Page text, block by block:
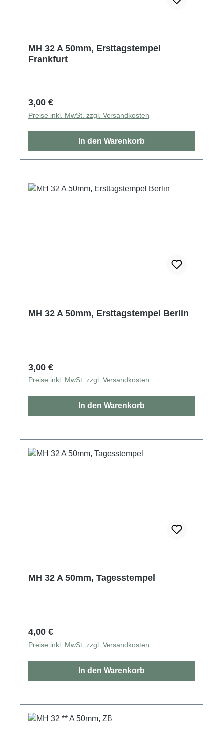
MH 32 A 50mm, Ersttagstempel
Frankfurt
Regulärer Preis:
3,00 €
Preise inkl. MwSt. zzgl. Versandkosten
In den Warenkorb
MH 32 A 50mm, Ersttagstempel Berlin
Regulärer Preis:
3,00 €
Preise inkl. MwSt. zzgl. Versandkosten
In den Warenkorb
MH 32 A 50mm, Tagesstempel
Regulärer Preis:
4,00 €
Preise inkl. MwSt. zzgl. Versandkosten
In den Warenkorb